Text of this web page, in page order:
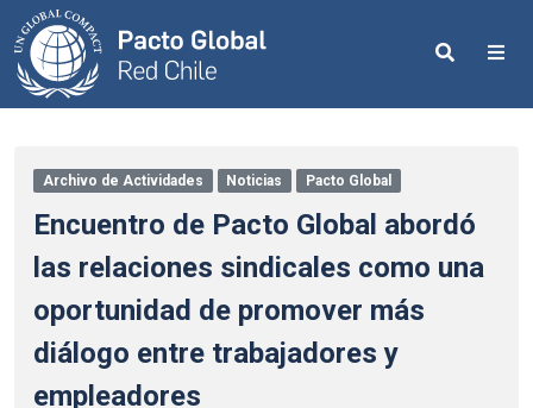
Search
Archivo de Actividades Noticias Pacto Global
Encuentro de Pacto Global abordó
las relaciones sindicales como una
oportunidad de promover más
diálogo entre trabajadores y
empleadores